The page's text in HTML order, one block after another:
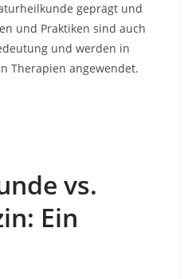
geprägt und
und Praktiken sind auch
und werden in
Therapien angewendet.
vs.
Ein